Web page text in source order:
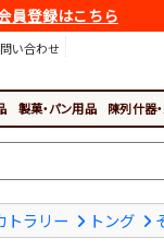
員登録はこちら
い合わせ
製菓・パン用品 陳列什器
トラリー トング